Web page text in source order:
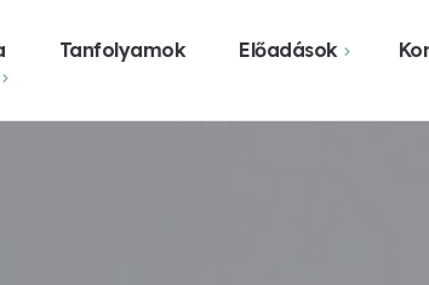
Tanfolyamok Előadások